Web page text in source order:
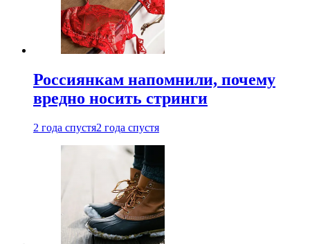
Россиянкам напомнили, почему
вредно носить стринги
2 года спустя2 года спустя